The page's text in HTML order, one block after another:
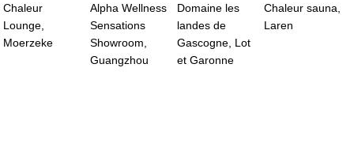
Chaleur
Lounge,
Moerzeke
Alpha Wellness
Sensations
Showroom,
Guangzhou
Domaine les
landes de
Gascogne, Lot
et Garonne
Chaleur sauna,
Laren